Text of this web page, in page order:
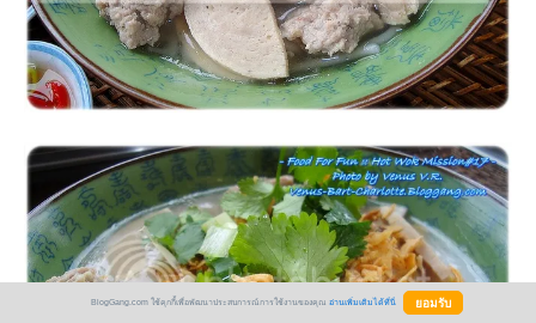
BlogGang.com ใช้คุกกี้เพื่อพัฒนาประสบการณ์การใช้งานของคุณ อ่านเพิ่มเติมได้ที่นี่